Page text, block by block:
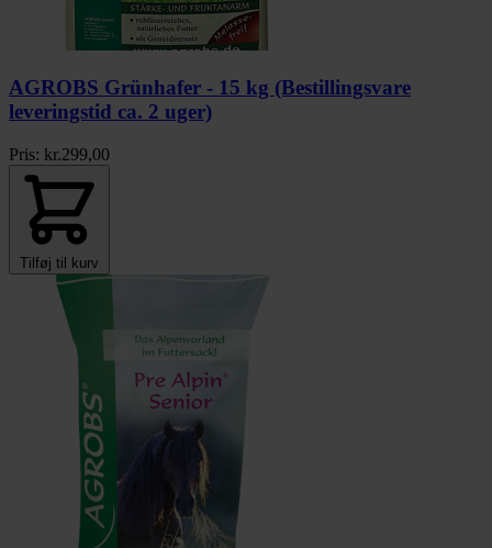
AGROBS Grünhafer - 15 kg (Bestillingsvare
leveringstid ca. 2 uger)
Pris: kr.299,00
Tilføj til kurv